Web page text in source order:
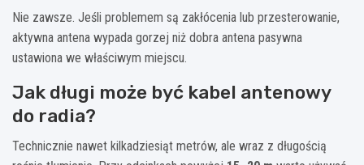
Nie zawsze. Jeśli problemem są zakłócenia lub przesterowanie,
aktywna antena wypada gorzej niż dobra antena pasywna
ustawiona we właściwym miejscu.
Jak długi może być kabel antenowy
do radia?
Technicznie nawet kilkadziesiąt metrów, ale wraz z długością